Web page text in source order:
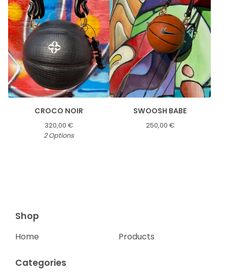
CROCO NOIR
320,00 €
2 Options
SWOOSH BABE
250,00 €
Shop
Home Products
Categories